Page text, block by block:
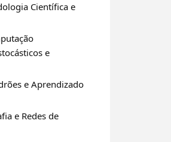
Científica e
e
e Aprendizado
e Redes de